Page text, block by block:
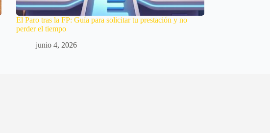
El Paro tras la FP: Guía para solicitar tu prestación y no
perder el tiempo
junio 4, 2026